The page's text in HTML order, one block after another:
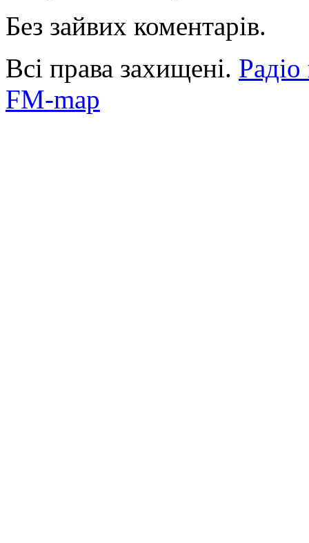
Без зайвих коментарів.
Всі права захищені.
FM-map